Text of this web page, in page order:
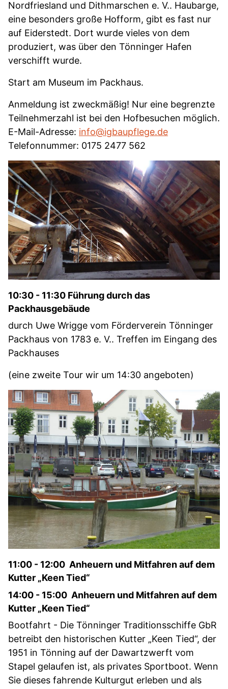
Nordfriesland und Dithmarschen e. V.. Haubarge,
eine besonders große Hofform, gibt es fast nur
auf Eiderstedt. Dort wurde vieles von dem
produziert, was über den Tönninger Hafen
verschifft wurde.
Start am Museum im Packhaus.
Anmeldung ist zweckmäßig! Nur eine begrenzte
Teilnehmerzahl ist bei den Hofbesuchen möglich.
E-Mail-Adresse: info@igbaupflege.de
Telefonnummer: 0175 2477 562
10:30 - 11:30 Führung durch das
Packhausgebäude
durch Uwe Wrigge vom Förderverein Tönninger
Packhaus von 1783 e. V.. Treffen im Eingang des
Packhauses
(eine zweite Tour wir um 14:30 angeboten)
11:00 - 12:00 Anheuern und Mitfahren auf dem
Kutter „Keen Tied“
14:00 - 15:00 Anheuern und Mitfahren auf dem
Kutter „Keen Tied“
Bootfahrt - Die Tönninger Traditionsschiffe GbR
betreibt den historischen Kutter „Keen Tied“, der
1951 in Tönning auf der Dawartzwerft vom
Stapel gelaufen ist, als privates Sportboot. Wenn
Sie dieses fahrende Kulturgut erleben und als